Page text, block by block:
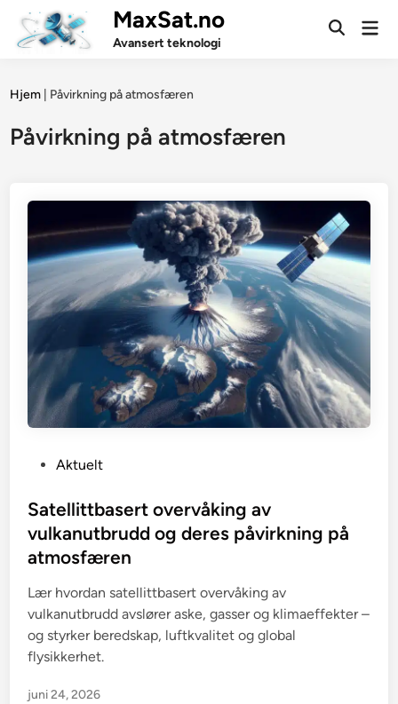
content
MaxSat.no
Avansert teknologi
Open
Hjem Påvirkning på atmosfæren
Påvirkning på atmosfæren
s
t
i
n
Aktuelt
Satellittbasert overvåking av
vulkanutbrudd og deres påvirkning på
atmosfæren
Lær hvordan satellittbasert overvåking av
vulkanutbrudd avslører aske, gasser og klimaeffekter –
og styrker beredskap, luftkvalitet og global
flysikkerhet.
juni 24, 2026